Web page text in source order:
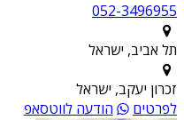
052-3496955
תל אביב, ישראל
זכרון יעקב, ישראל
לפרטים
הודעה לווטסאפ